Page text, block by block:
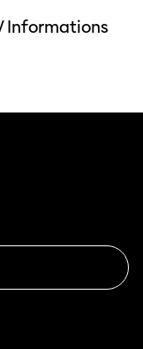
manière
Veuillez
Informations